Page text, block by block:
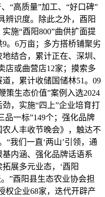
“高质量”加工、“好口碑”
辨识度。除此之外，酉阳
施“酉阳800”曲供扩面提
。6万亩；多方搭桥铺聚劣
结合，累计正在、深圳、
店或曲营店12家；摸索多
，累计收储国储林51。09
策生态价值”案例入选2024
，实施“四上”企业培育打
品一标”149个；强化品牌
人丰收节晚会》，触达不
“我们一直‘两山’引领，通
内涵、强化品牌话语系
展多元业态，‘酉阳
”酉阳县生态农业协会担
权企业68家，迭代开辟产